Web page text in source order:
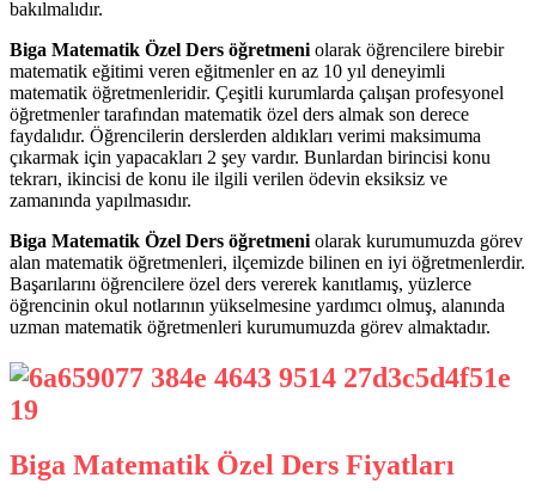
bakılmalıdır.
Biga Matematik Özel Ders öğretmeni olarak öğrencilere birebir
matematik eğitimi veren eğitmenler en az 10 yıl deneyimli
matematik öğretmenleridir. Çeşitli kurumlarda çalışan profesyonel
öğretmenler tarafından matematik özel ders almak son derece
faydalıdır. Öğrencilerin derslerden aldıkları verimi maksimuma
çıkarmak için yapacakları 2 şey vardır. Bunlardan birincisi konu
tekrarı, ikincisi de konu ile ilgili verilen ödevin eksiksiz ve
zamanında yapılmasıdır.
Biga Matematik Özel Ders öğretmeni olarak kurumumuzda görev
alan matematik öğretmenleri, ilçemizde bilinen en iyi öğretmenlerdir.
Başarılarını öğrencilere özel ders vererek kanıtlamış, yüzlerce
öğrencinin okul notlarının yükselmesine yardımcı olmuş, alanında
uzman matematik öğretmenleri kurumumuzda görev almaktadır.
Biga Matematik Özel Ders Fiyatları